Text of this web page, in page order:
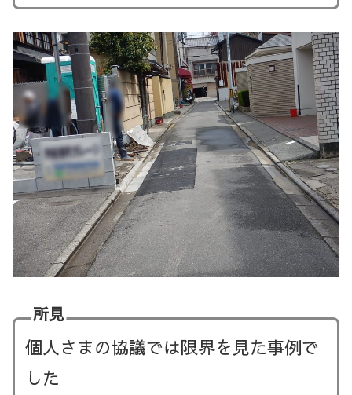
所見
個人さまの協議では限界を見た事例で
した